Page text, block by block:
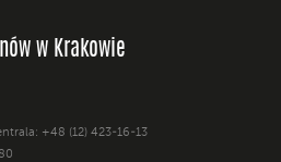
w Krakowie
+48 (12) 423-16-13